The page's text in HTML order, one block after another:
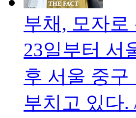
부채, 모자
23일부터 서
후 서울 중
부치고 있다